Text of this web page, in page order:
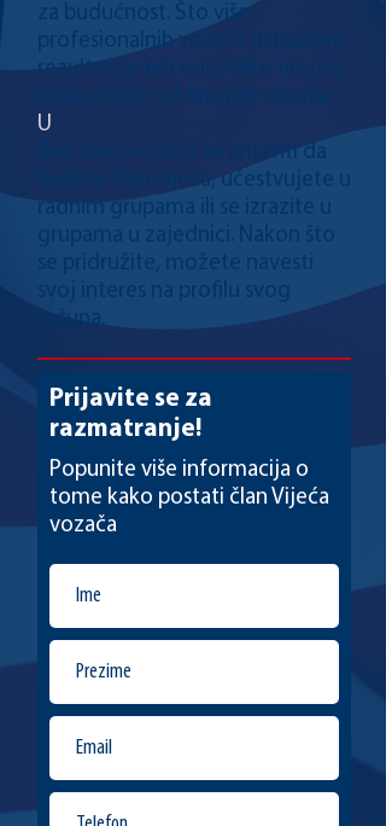
za budućnost. Što više
profesionalnih vozača uključimo,
rezultat će biti bolji. Niko ne zna
posao bolje od drugog vozača.
U
Kao član možete se prijaviti da
budete član vijeća, učestvujete u
radnim grupama ili se izrazite u
grupama u zajednici. Nakon što
se pridružite, možete navesti
svoj interes na profilu svog
računa.
Prijavite se za
razmatranje!
Popunite više informacija o
tome kako postati član Vijeća
vozača